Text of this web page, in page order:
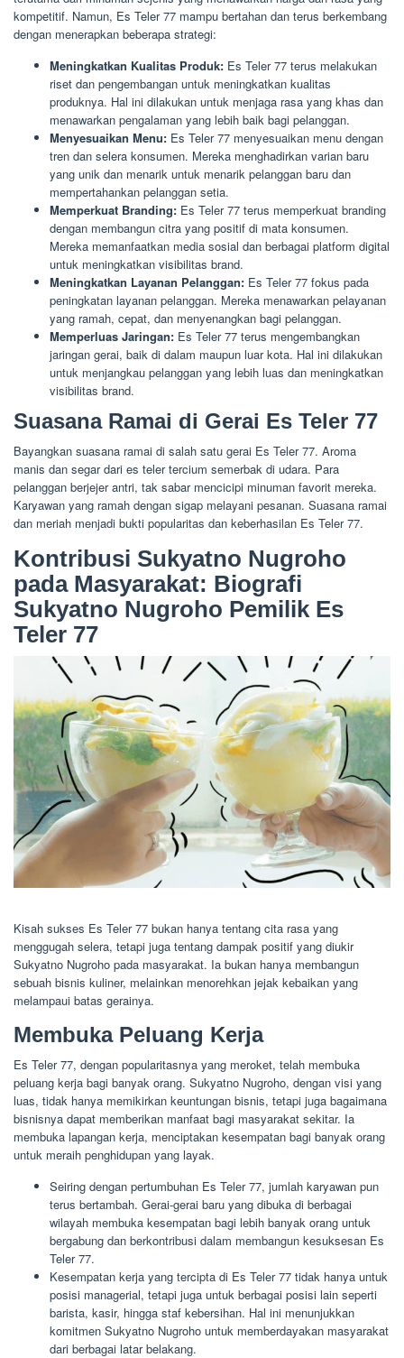
kompetitif. Namun, Es Teler 77 mampu bertahan dan terus berkembang
dengan menerapkan beberapa strategi:
Meningkatkan Kualitas Produk: Es Teler 77 terus melakukan
riset dan pengembangan untuk meningkatkan kualitas
produknya. Hal ini dilakukan untuk menjaga rasa yang khas dan
menawarkan pengalaman yang lebih baik bagi pelanggan.
Menyesuaikan Menu: Es Teler 77 menyesuaikan menu dengan
tren dan selera konsumen. Mereka menghadirkan varian baru
yang unik dan menarik untuk menarik pelanggan baru dan
mempertahankan pelanggan setia.
Memperkuat Branding: Es Teler 77 terus memperkuat branding
dengan membangun citra yang positif di mata konsumen.
Mereka memanfaatkan media sosial dan berbagai platform digital
untuk meningkatkan visibilitas brand.
Meningkatkan Layanan Pelanggan: Es Teler 77 fokus pada
peningkatan layanan pelanggan. Mereka menawarkan pelayanan
yang ramah, cepat, dan menyenangkan bagi pelanggan.
Memperluas Jaringan: Es Teler 77 terus mengembangkan
jaringan gerai, baik di dalam maupun luar kota. Hal ini dilakukan
untuk menjangkau pelanggan yang lebih luas dan meningkatkan
visibilitas brand.
Suasana Ramai di Gerai Es Teler 77
Bayangkan suasana ramai di salah satu gerai Es Teler 77. Aroma
manis dan segar dari es teler tercium semerbak di udara. Para
pelanggan berjejer antri, tak sabar mencicipi minuman favorit mereka.
Karyawan yang ramah dengan sigap melayani pesanan. Suasana ramai
dan meriah menjadi bukti popularitas dan keberhasilan Es Teler 77.
Kontribusi Sukyatno Nugroho
pada Masyarakat: Biografi
Sukyatno Nugroho Pemilik Es
Teler 77
Kisah sukses Es Teler 77 bukan hanya tentang cita rasa yang
menggugah selera, tetapi juga tentang dampak positif yang diukir
Sukyatno Nugroho pada masyarakat. Ia bukan hanya membangun
sebuah bisnis kuliner, melainkan menorehkan jejak kebaikan yang
melampaui batas gerainya.
Membuka Peluang Kerja
Es Teler 77, dengan popularitasnya yang meroket, telah membuka
peluang kerja bagi banyak orang. Sukyatno Nugroho, dengan visi yang
luas, tidak hanya memikirkan keuntungan bisnis, tetapi juga bagaimana
bisnisnya dapat memberikan manfaat bagi masyarakat sekitar. Ia
membuka lapangan kerja, menciptakan kesempatan bagi banyak orang
untuk meraih penghidupan yang layak.
Seiring dengan pertumbuhan Es Teler 77, jumlah karyawan pun
terus bertambah. Gerai-gerai baru yang dibuka di berbagai
wilayah membuka kesempatan bagi lebih banyak orang untuk
bergabung dan berkontribusi dalam membangun kesuksesan Es
Teler 77.
Kesempatan kerja yang tercipta di Es Teler 77 tidak hanya untuk
posisi managerial, tetapi juga untuk berbagai posisi lain seperti
barista, kasir, hingga staf kebersihan. Hal ini menunjukkan
komitmen Sukyatno Nugroho untuk memberdayakan masyarakat
dari berbagai latar belakang.